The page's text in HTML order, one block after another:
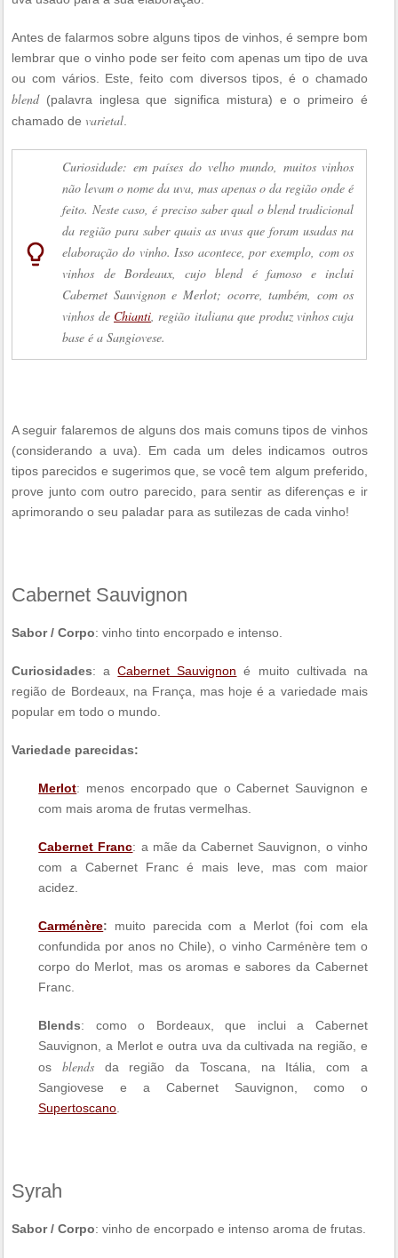
Antes de falarmos sobre alguns tipos de vinhos, é sempre bom
lembrar que o vinho pode ser feito com apenas um tipo de uva
ou com vários. Este, feito com diversos tipos, é o chamado
blend(palavra inglesa que significa mistura) e o primeiro é
chamado de varietal
lightbulb_outline
Curiosidade: em países do velho mundo, muitos vinhos
não levam o nome da uva, mas apenas o da região onde é
feito. Neste caso, é preciso saber qual o blend tradicional
da região para saber quais as uvas que foram usadas na
elaboração do vinho. Isso acontece, por exemplo, com os
vinhos de Bordeaux, cujo blend é famoso e inclui
Cabernet Sauvignon e Merlot; ocorre, também, com os
vinhos de Chianti, região italiana que produz vinhos cuja
base é a Sangiovese.
A seguir falaremos de alguns dos mais comuns tipos de vinhos
(considerando a uva). Em cada um deles indicamos outros
tipos parecidos e sugerimos que, se você tem algum preferido,
prove junto com outro parecido, para sentir as diferenças e ir
aprimorando o seu paladar para as sutilezas de cada vinho!
Cabernet Sauvignon
Sabor / Corpo: vinho tinto encorpado e intenso.
Curiosidades: aCabernet Sauvignon é muito cultivada na
região de Bordeaux, na França, mas hoje é a variedade mais
popular em todo o mundo.
Variedade parecidas:
Merlot: menos encorpado que o Cabernet Sauvignon e
com mais aroma de frutas vermelhas.
Cabernet Franc: a mãe da Cabernet Sauvignon, o vinho
com a Cabernet Franc é mais leve, mas com maior
acidez.
Carménère: muito parecida com a Merlot (foi com ela
confundida por anos no Chile), o vinho Carménère tem o
corpo do Merlot, mas os aromas e sabores da Cabernet
Franc.
Blends: como o Bordeaux, que inclui a Cabernet
Sauvignon, a Merlot e outra uva da cultivada na região, e
os blendsda região da Toscana, na Itália, com a
Sangiovese e a Cabernet Sauvignon, como o
Supertoscano
Syrah
Sabor / Corpo: vinho de encorpado e intenso aroma de frutas.